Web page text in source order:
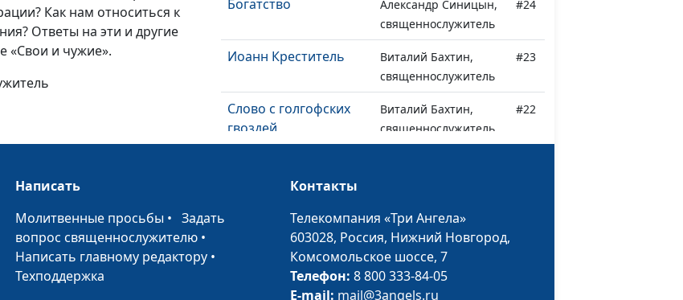
Как нам относиться к
Ответы на эти и другие
«Свои и чужие».
Богатство
Александр Синицын,
священнослужитель
#24
Иоанн Креститель
Виталий Бахтин,
священнослужитель
#23
Слово с голгофских
гвоздей
Виталий Бахтин,
священнослужитель
#22
Галилейской
Наставь юношу при
начале пути его
Александр Синявин,
священнослужитель
Бог есть любовь
Александр Синявин,
священнослужитель
Написать
Молитвенные просьбы •Задать
вопрос священнослужителю •
Написать главному редактору •
Техподдержка
Контакты
Телекомпания «Три Ангела»
603028, Россия, Нижний Новгород,
Комсомольское шоссе, 7
Телефон: 8 800 333-84-05
E-mail: mail@3angels.ru